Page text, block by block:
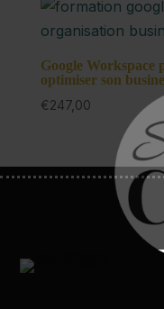
Google Workspace
optimiser son
€247,00